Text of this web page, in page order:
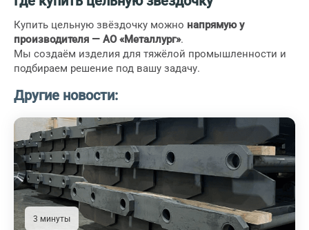
Купить цельную звёздочку можно напрямую у
производителя — АО «Металлург».
Мы создаём изделия для тяжёлой промышленности и
подбираем решение под вашу задачу.
Другие новости:
3 минуты